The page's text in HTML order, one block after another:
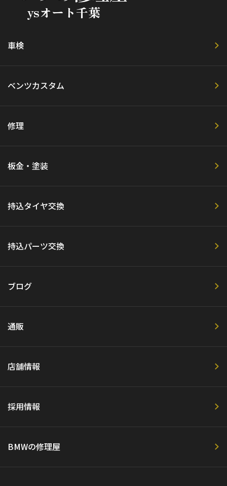
ysオート千葉
車検
ベンツカスタム
修理
板金・塗装
持込タイヤ交換
持込パーツ交換
ブログ
通販
店舗情報
採用情報
BMWの修理屋